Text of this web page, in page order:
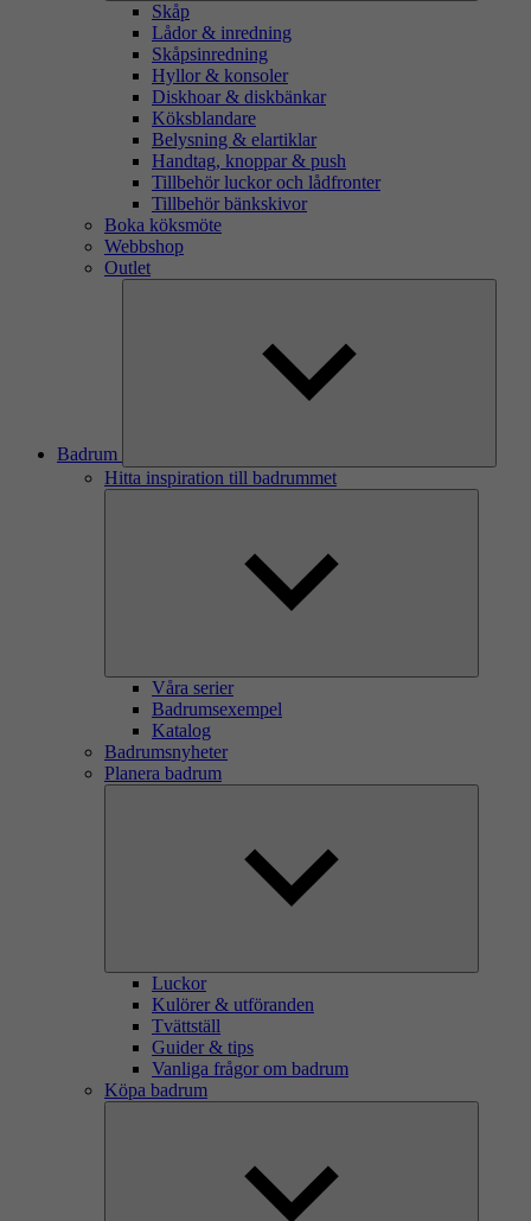
Skåp
Lådor & inredning
Skåpsinredning
Hyllor & konsoler
Diskhoar & diskbänkar
Köksblandare
Belysning & elartiklar
Handtag, knoppar & push
Tillbehör luckor och lådfronter
Tillbehör bänkskivor
Boka köksmöte
Webbshop
Outlet
Badrum
Hitta inspiration till badrummet
Våra serier
Badrumsexempel
Katalog
Badrumsnyheter
Planera badrum
Luckor
Kulörer & utföranden
Tvättställ
Guider & tips
Vanliga frågor om badrum
Köpa badrum